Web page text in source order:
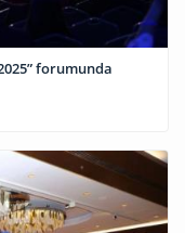
forumunda